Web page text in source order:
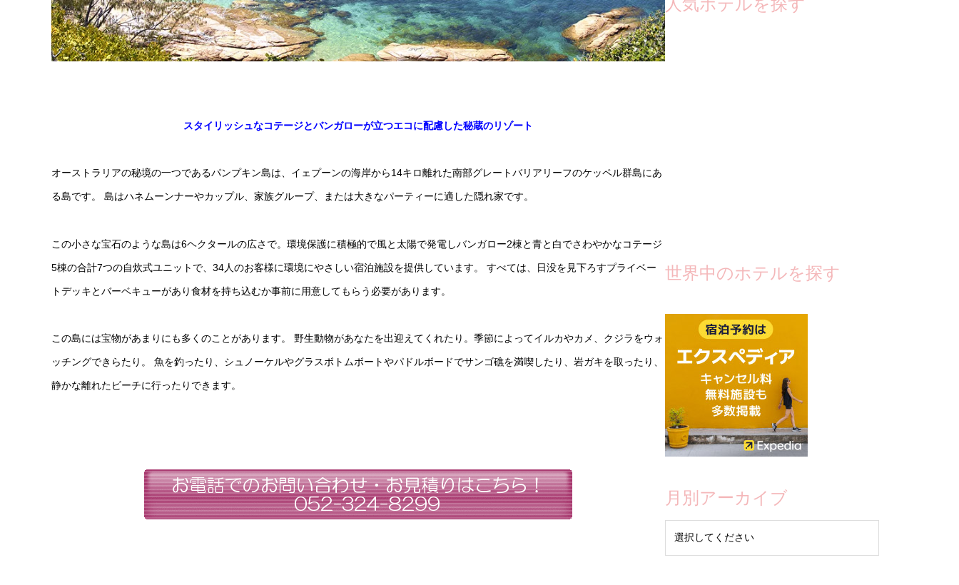
スタイリッシュなコテージとバンガローが立つエコに配慮した秘蔵のリゾート
オーストラリアの秘境の一つであるパンプキン島は、イェプーンの海岸から14キロ離​​れた南部グレートバリアリーフのケッペル群島にあ
る島です。 島はハネムーンナーやカップル、家族グループ、または大きなパーティーに適した隠れ家です。
この小さな宝石のような島は6ヘクタールの広さで。環境保護に積極的で風と太陽で発電しバンガロー2棟と青と白でさわやかなコテージ
5棟の合計7つの自炊式ユニットで、34人のお客様に環境にやさしい宿泊施設を提供しています。 すべては、日没を見下ろすプライベー
トデッキとバーベキューがあり食材を持ち込むか事前に用意してもらう必要があります。
この島には宝物があまりにも多くのことがあります。 野生動物があなたを出迎えてくれたり。 季節によってイルカやカメ、クジラをウォ
ッチングできらたり。 魚を釣ったり、シュノーケルやグラスボトムボートやパドルボードでサンゴ礁を満喫したり、岩ガキを取ったり、
静かな離れたビーチに行ったりできます。
人気ホテルを探す
世界中のホテルを探す
月別アーカイブ